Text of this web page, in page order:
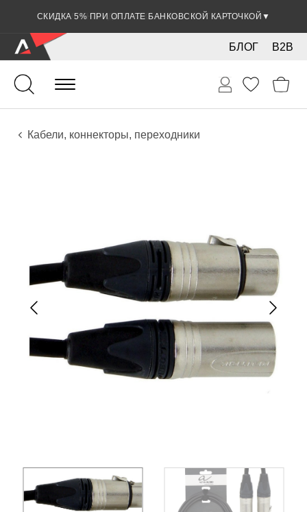
СКИДКА 5% ПРИ ОПЛАТЕ БАНКОВСКОЙ КАРТОЧКОЙ ▼
B2B
БЛОГ
Гитары
Электро инструменты
Звуковое оборудование
Кабели, коннекторы, переходники